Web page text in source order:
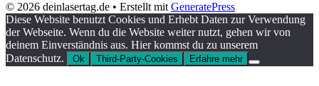
© 2026 deinlasertag.de • Erstellt mitGeneratePress
Diese Website benutzt Cookies und Erhebt Daten zur Verwendung
der Webseite. Wenn du die Website weiter nutzt, gehen wir von
deinem Einverständnis aus. Hier kommst du zu unserem
Datenschutz.
Ok Third-Party-Cookies Erfahre mehr